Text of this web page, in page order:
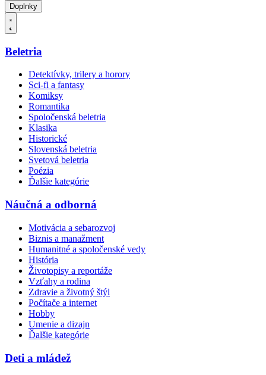
Doplnky
Beletria
Detektívky, trilery a horory
Sci-fi a fantasy
Komiksy
Romantika
Spoločenská beletria
Klasika
Historické
Slovenská beletria
Svetová beletria
Poézia
Ďalšie kategórie
Náučná a odborná
Motivácia a sebarozvoj
Biznis a manažment
Humanitné a spoločenské vedy
História
Životopisy a reportáže
Vzťahy a rodina
Zdravie a životný štýl
Počítače a internet
Hobby
Umenie a dizajn
Ďalšie kategórie
Deti a mládež